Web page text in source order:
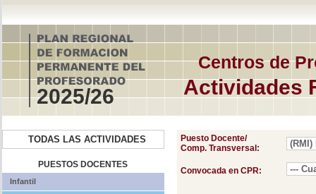
Centros de
Actividades
2025/26
TODAS LAS ACTIVIDADES
PUESTOS DOCENTES
Infantil
Puesto Docente/
Comp. Transversal:
Convocada en CPR: